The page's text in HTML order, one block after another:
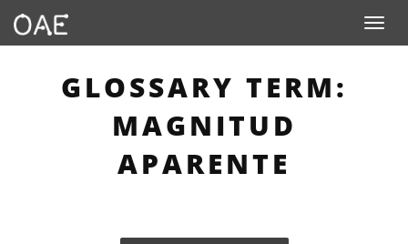
Toggle
GLOSSARY TERM:
MAGNITUD
APARENTE